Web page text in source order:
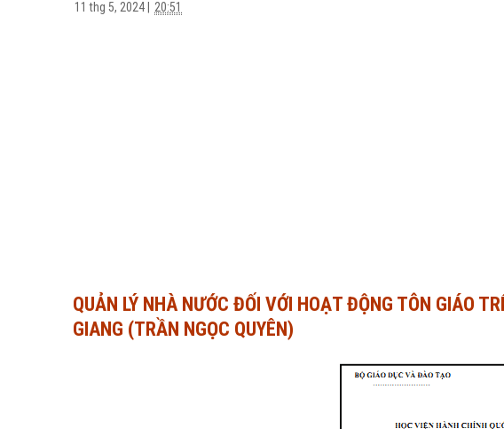
11 thg 5, 2024 20:51
QUẢN LÝ NHÀ NƯỚC ĐỐI VỚI HOẠT ĐỘNG TÔN GIÁO
GIANG (TRẦN NGỌC QUYÊN)